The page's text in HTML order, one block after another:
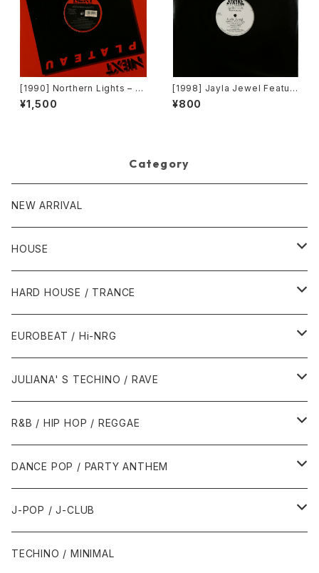
[1990] Northern Lights – J
et Lag [Next Plateau Recor
ds Inc.]
¥1,500
[1998] Jayla Jewel Featuri
ng Grand Puba – I Like Wh
at U Do To Me (Remix) [Str
¥800
Category
NEW ARRIVAL
HOUSE
1980年代
1987年・以前
1988年
1990年代
1990年
1991年
2000年代
2000年
2001年
2010年代
2010年
2011年
HARD HOUSE / TRANCE
1990年代
1994年・以前
1995年
2000年代
2000年
2001年
EUROBEAT / Hi-NRG
1980年代
1986年・以前
1987年
1990年代
1990年
1991年
2000年代
JULIANA' S TECHINO / RAVE
1990年代
1990年
1991年
2000年代
2000年
2001年
R&B / HIP HOP / REGGAE
1980年代
1985年・以前
1986年
1990年代
1990年
2000年代
DANCE POP / PARTY ANTHEM
1980年代
1988年・以前
1990年代
J-POP / J-CLUB
1980年代
TECHINO / MINIMAL